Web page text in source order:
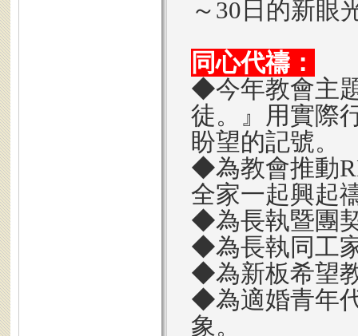
～30日的新眼
同心代禱：
◆今年教會主
徒。』用實際
盼望的記號。
◆為教會推動
全家一起興起
◆為長執暨團
◆為長執同工
◆為新板希望
◆為適婚青年
象。